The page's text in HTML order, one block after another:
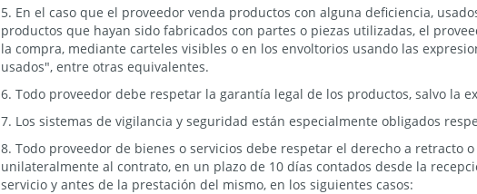
5. En el caso que el proveedor venda productos con alguna deficiencia,
productos que hayan sido fabricados con partes o piezas utilizadas, el
la compra, mediante carteles visibles o en los envoltorios usando las
usados", entre otras equivalentes.
6. Todo proveedor debe respetar la garantía legal de los productos, salvo la
7. Los sistemas de vigilancia y seguridad están especialmente obligados
8. Todo proveedor de bienes o servicios debe respetar el derecho a
unilateralmente al contrato, en un plazo de 10 días contados desde la
servicio y antes de la prestación del mismo, en los siguientes casos: